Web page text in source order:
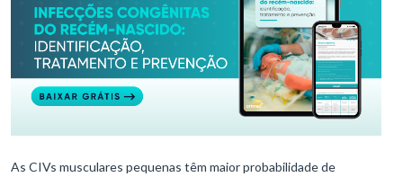
As CIVs musculares pequenas têm maior probabilidade de